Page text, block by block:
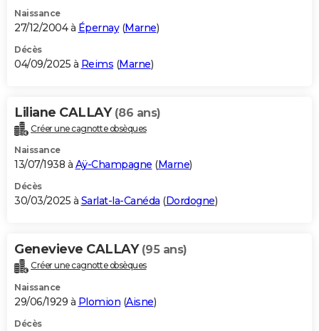
Naissance
27/12/2004 à Épernay(Marne)
Décès
04/09/2025 à Reims (Marne)
Liliane CALLAY (86 ans)
Créer une cagnotte obsèques
Naissance
13/07/1938 à Aÿ-Champagne (Marne)
Décès
30/03/2025 à Sarlat-la-Canéda (Dordogne)
Genevieve CALLAY (95 ans)
Créer une cagnotte obsèques
Naissance
29/06/1929 à Plomion (Aisne)
Décès